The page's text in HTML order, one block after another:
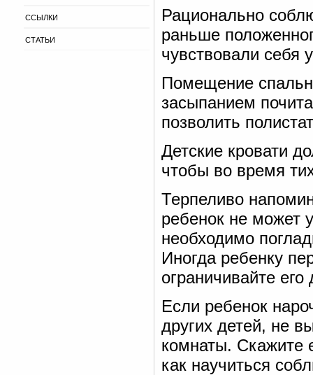
ССЫЛКИ
СТАТЬИ
Рационально
раньше
чувствовали себя
Помещение
засыпанием
позволить
Детские кровати
чтобы во время
Терпеливо
ребенок не может
необходимо
Иногда ребенку
ограничивайте его
Если ребенок
других детей, не
комнаты. Скажите
как научиться